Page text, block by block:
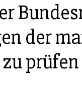
der
zu